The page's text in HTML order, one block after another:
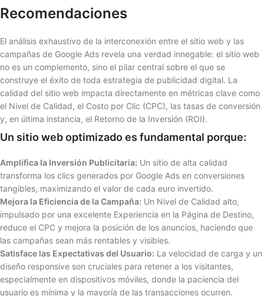
Recomendaciones
El análisis exhaustivo de la interconexión entre el sitio web y las
campañas de Google Ads revela una verdad innegable: el sitio web
no es un complemento, sino el pilar central sobre el que se
construye el éxito de toda estrategia de publicidad digital. La
calidad del sitio web impacta directamente en métricas clave como
el Nivel de Calidad, el Costo por Clic (CPC), las tasas de conversión
y, en última instancia, el Retorno de la Inversión (ROI).
Un sitio web optimizado es fundamental porque:
Amplifica la Inversión Publicitaria: Un sitio de alta calidad
transforma los clics generados por Google Ads en conversiones
tangibles, maximizando el valor de cada euro invertido.
Mejora la Eficiencia de la Campaña: Un Nivel de Calidad alto,
impulsado por una excelente Experiencia en la Página de Destino,
reduce el CPC y mejora la posición de los anuncios, haciendo que
las campañas sean más rentables y visibles.
Satisface las Expectativas del Usuario: La velocidad de carga y un
diseño responsive son cruciales para retener a los visitantes,
especialmente en dispositivos móviles, donde la paciencia del
usuario es mínima y la mayoría de las transacciones ocurren.